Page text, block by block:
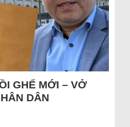
GHẾ MỚI – VỞ
DÂN